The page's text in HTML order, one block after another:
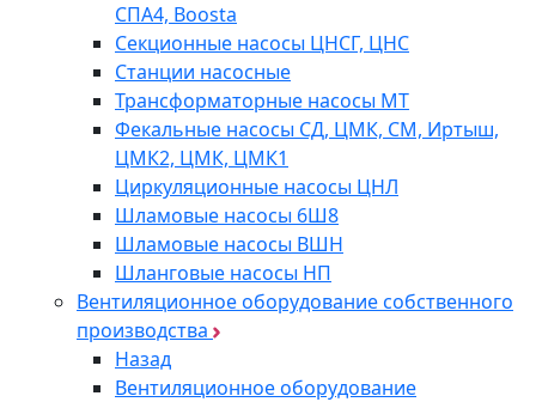
СПА4, Boosta
Секционные насосы ЦНСГ, ЦНС
Станции насосные
Трансформаторные насосы МТ
Фекальные насосы СД, ЦМК, СМ, Иртыш,
ЦМК2, ЦМК, ЦМК1
Циркуляционные насосы ЦНЛ
Шламовые насосы 6Ш8
Шламовые насосы ВШН
Шланговые насосы НП
Вентиляционное оборудование собственного
производства
Назад
Вентиляционное оборудование